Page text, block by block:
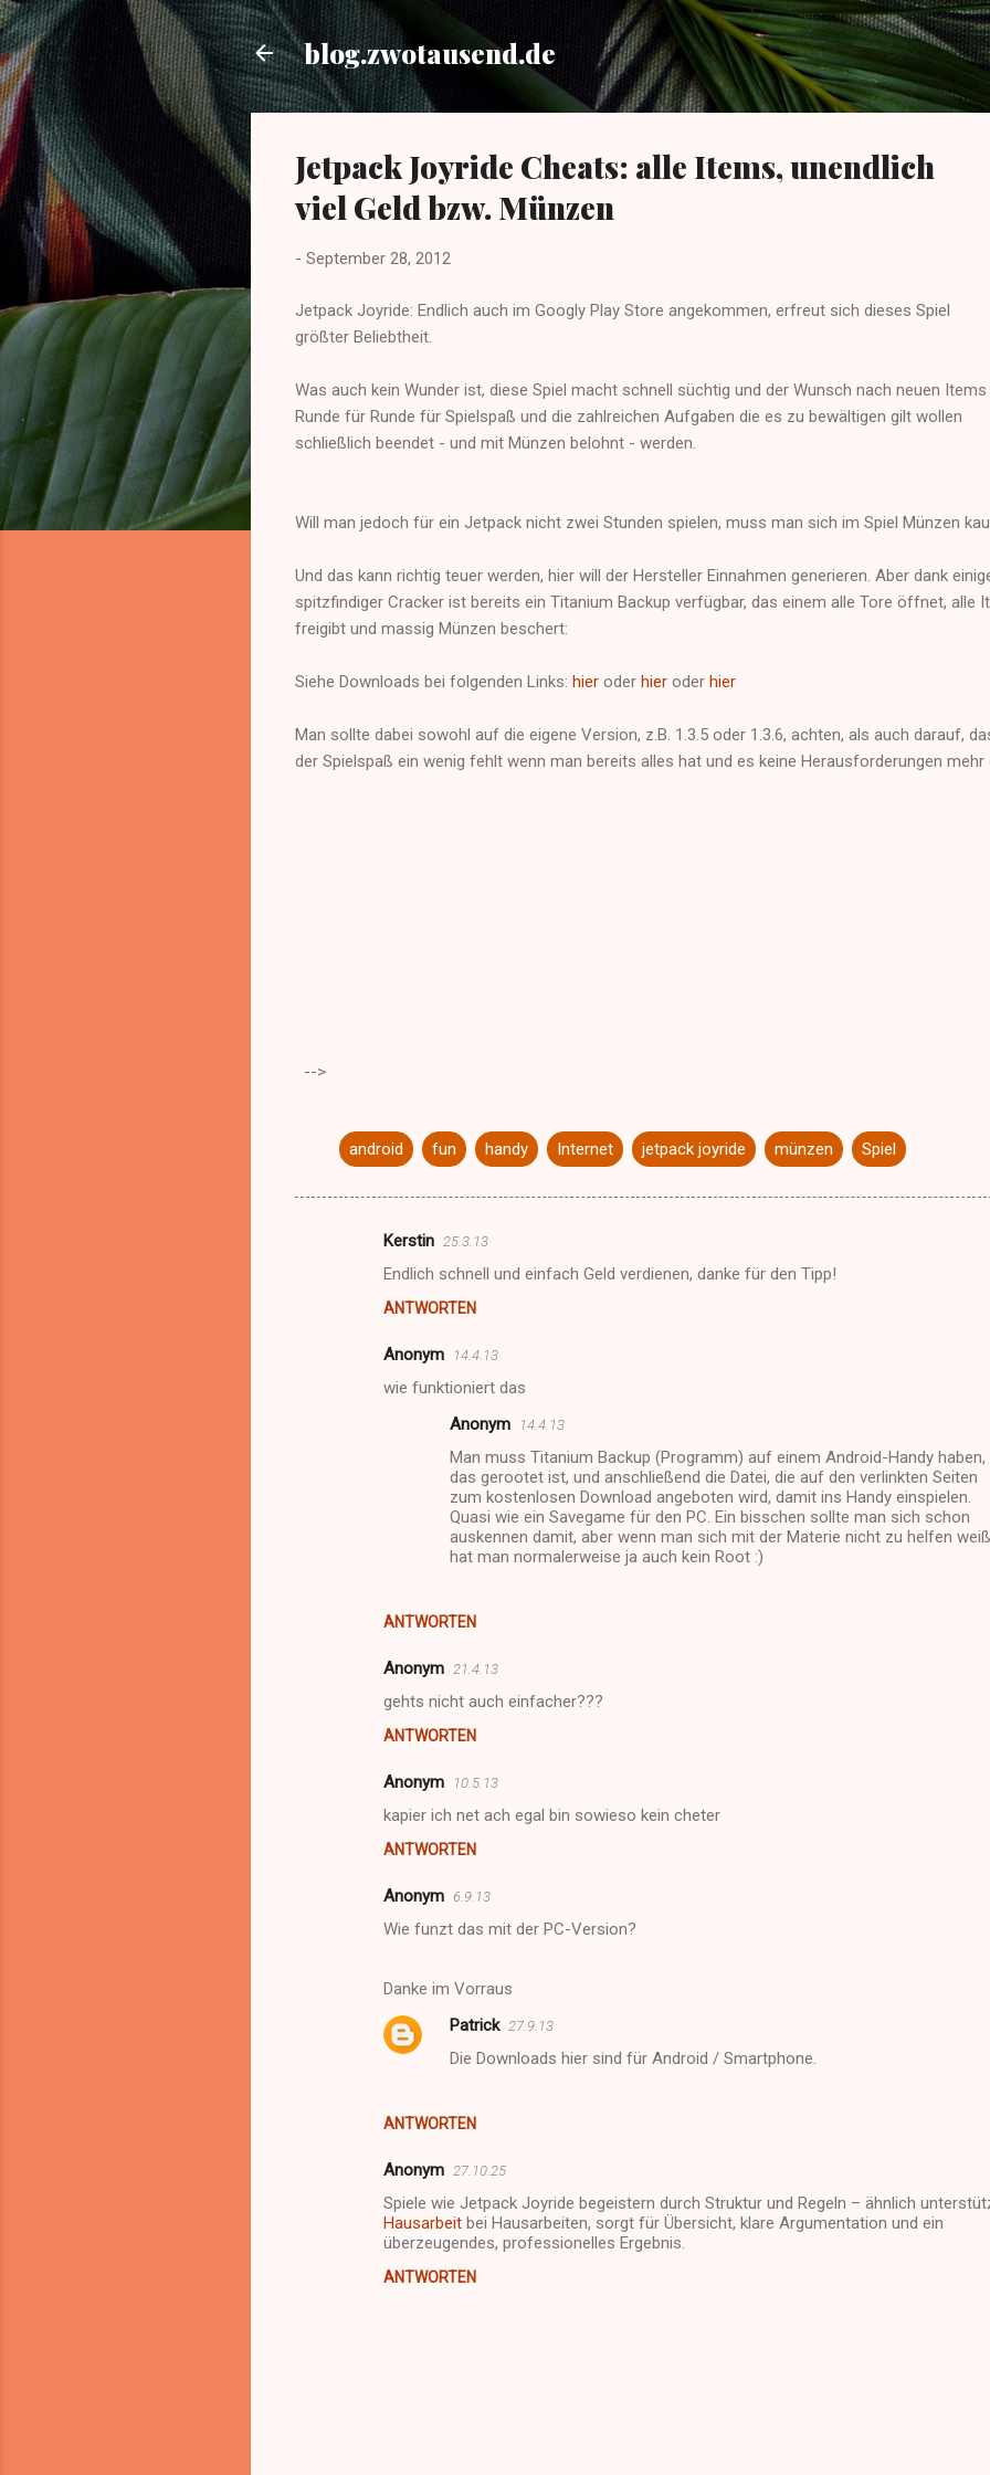
Direkt zum Hauptbereich
blog.zwotausend.de
Jetpack Joyride Cheats: alle Items, unendlich
viel Geld bzw. Münzen
- September 28, 2012
Jetpack Joyride: Endlich auch im Googly Play Store angekommen, erfreut sich dieses Spiel
größter Beliebtheit.
Was auch kein Wunder ist, diese Spiel macht schnell süchtig und der Wunsch nach neuen
Runde für Runde für Spielspaß und die zahlreichen Aufgaben die es zu bewältigen gilt wollen
schließlich beendet - und mit Münzen belohnt - werden.
Will man jedoch für ein Jetpack nicht zwei Stunden spielen, muss man sich im Spiel Münzen
Und das kann richtig teuer werden, hier will der Hersteller Einnahmen generieren. Aber dank
spitzfindiger Cracker ist bereits ein Titanium Backup verfügbar, das einem alle Tore öffnet, alle
freigibt und massig Münzen beschert:
Siehe Downloads bei folgenden Links: hier oder hier oder hier
Man sollte dabei sowohl auf die eigene Version, z.B. 1.3.5 oder 1.3.6, achten, als auch darauf,
der Spielspaß ein wenig fehlt wenn man bereits alles hat und es keine Herausforderungen mehr
-->
android fun handy Internet jetpack joyride münzen Spiel
Kerstin 25.3.13
Endlich schnell und einfach Geld verdienen, danke für den Tipp!
ANTWORTEN
Anonym 14.4.13
wie funktioniert das
ANTWORTEN
Anonym 14.4.13
Man muss Titanium Backup (Programm) auf einem Android-Handy haben,
das gerootet ist, und anschließend die Datei, die auf den verlinkten Seiten
zum kostenlosen Download angeboten wird, damit ins Handy einspielen.
Quasi wie ein Savegame für den PC. Ein bisschen sollte man sich schon
auskennen damit, aber wenn man sich mit der Materie nicht zu helfen weiß
hat man normalerweise ja auch kein Root :)
Anonym 21.4.13
gehts nicht auch einfacher???
ANTWORTEN
Anonym 10.5.13
kapier ich net ach egal bin sowieso kein cheter
ANTWORTEN
Anonym 6.9.13
Wie funzt das mit der PC-Version?
Danke im Vorraus
ANTWORTEN
Patrick 27.9.13
Die Downloads hier sind für Android / Smartphone.
Anonym 27.10.25
Spiele wie Jetpack Joyride begeistern durch Struktur und Regeln – ähnlich
Hausarbeit bei Hausarbeiten, sorgt für Übersicht, klare Argumentation und ein
überzeugendes, professionelles Ergebnis.
ANTWORTEN